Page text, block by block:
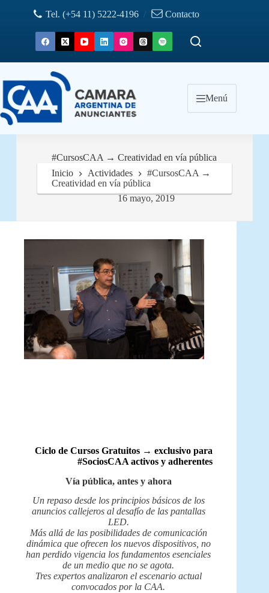
Tel. (+54 11) 5222-4196 / Contacto
Menú
#CursosCAA → Creatividad en vía pública
16 mayo, 2019
Inicio Actividades
#CursosCAA →
Creatividad en vía pública
Ciclo de Cursos Gratuitos → exclusivo para
#SociosCAA activos y adherentes
Vía pública, antes y ahora
Un repaso desde los principios básicos de los
anuncios callejeros al desafío de las pantallas
LED.
Más allá de las posibilidades de comunicación
dinámica que ofrecen los nuevos dispositivos, no
han perdido vigencia los fundamentos esenciales
de un medio que no se agota.
Tres expertos analizaron el escenario actual
convocados por la CAA.